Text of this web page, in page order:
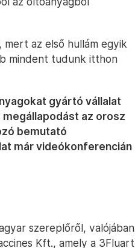
az első hullám egyik
mindent tudunk itthon
gyártó vállalat
az orosz
bemutató
már videókonferencián
szereplőről, valójában
Kft., amely a 3Fluart